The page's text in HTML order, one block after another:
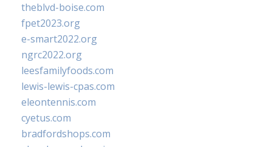
theblvd-boise.com
fpet2023.org
e-smart2022.org
ngrc2022.org
leesfamilyfoods.com
lewis-lewis-cpas.com
eleontennis.com
cyetus.com
bradfordshops.com